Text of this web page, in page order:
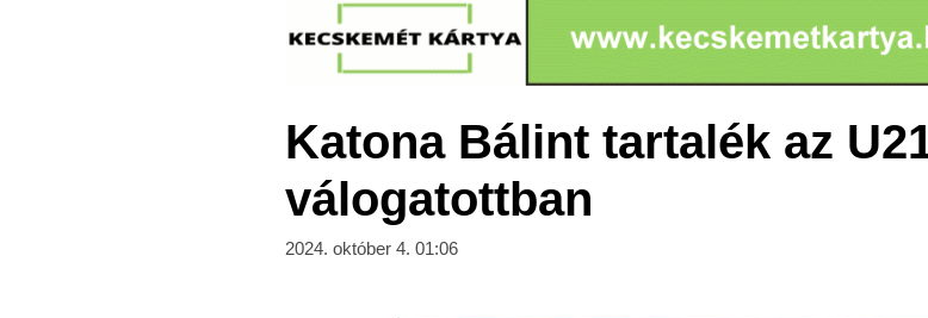
Katona Bálint tartalék az
válogatottban
2024. október 4. 01:06